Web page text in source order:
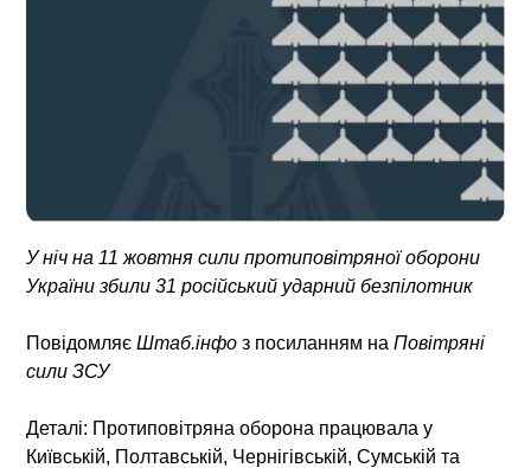
У ніч на 11 жовтня сили протиповітряної оборони
України збили 31 російський ударний безпілотник
ПовідомляєШтаб.інфо з посиланням наПовітряні
сили ЗСУ
Деталі: Протиповітряна оборона працювала у
Київській, Полтавській, Чернігівській, Сумській та